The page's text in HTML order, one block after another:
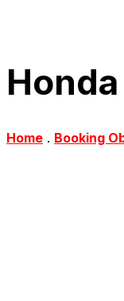
Home . Booking